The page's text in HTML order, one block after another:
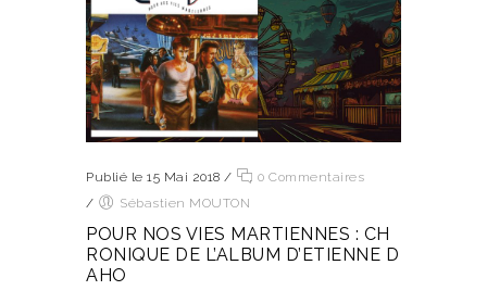
Publié le 15 Mai 2018 /
0 Commentaires
/
Sébastien MOUTON
POUR NOS VIES MARTIENNES : CH
RONIQUE DE L’ALBUM D’ETIENNE D
AHO